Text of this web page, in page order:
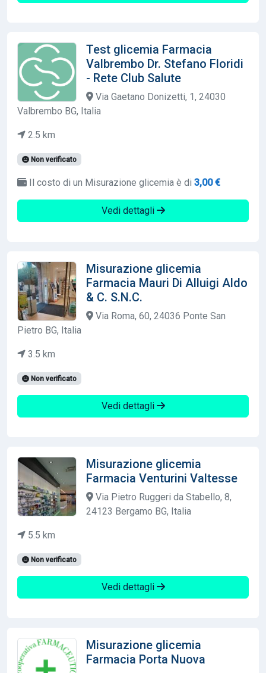
Test glicemia Farmacia
Valbrembo Dr. Stefano Floridi
- Rete Club Salute
Via Gaetano Donizetti, 1, 24030
Valbrembo BG, Italia
2.5 km
Non verificato
Il costo di un Misurazione glicemia è di 3,00 €
Vedi dettagli
Misurazione glicemia
Farmacia Mauri Di Alluigi Aldo
& C. S.N.C.
Via Roma, 60, 24036 Ponte San
Pietro BG, Italia
3.5 km
Non verificato
Vedi dettagli
Misurazione glicemia
Farmacia Venturini Valtesse
Via Pietro Ruggeri da Stabello, 8,
24123 Bergamo BG, Italia
5.5 km
Non verificato
Vedi dettagli
Misurazione glicemia
Farmacia Porta Nuova